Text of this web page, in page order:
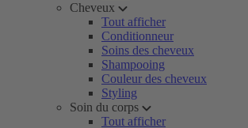
Cheveux
Tout afficher
Conditionneur
Soins des cheveux
Shampooing
Couleur des cheveux
Styling
Soin du corps
Tout afficher